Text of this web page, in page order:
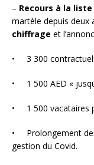
– Recours à la
martèle depuis deux
chiffrage et
• 3 300
• 1 500 AED «
• 1 500 vacataires
• Prolongement
gestion du Covid.